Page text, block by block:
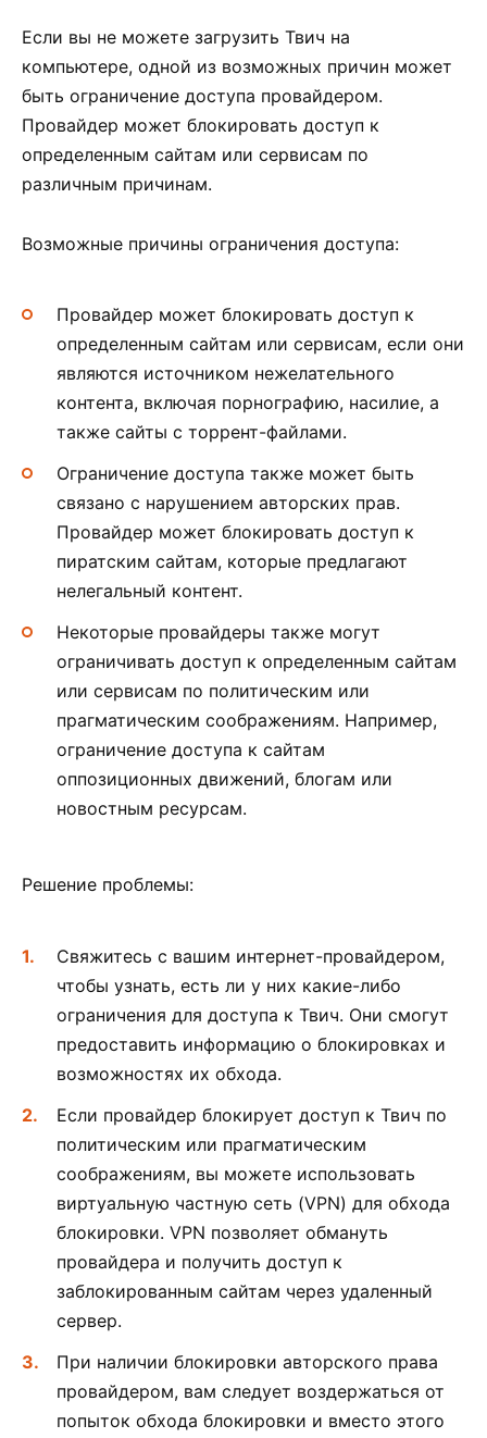
Если вы не можете загрузить Твич на
компьютере, одной из возможных причин может
быть ограничение доступа провайдером.
Провайдер может блокировать доступ к
определенным сайтам или сервисам по
различным причинам.
Возможные причины ограничения доступа:
Провайдер может блокировать доступ к
определенным сайтам или сервисам, если они
являются источником нежелательного
контента, включая порнографию, насилие, а
также сайты с торрент-файлами.
Ограничение доступа также может быть
связано с нарушением авторских прав.
Провайдер может блокировать доступ к
пиратским сайтам, которые предлагают
нелегальный контент.
Некоторые провайдеры также могут
ограничивать доступ к определенным сайтам
или сервисам по политическим или
прагматическим соображениям. Например,
ограничение доступа к сайтам
оппозиционных движений, блогам или
новостным ресурсам.
Решение проблемы:
Свяжитесь с вашим интернет-провайдером,
чтобы узнать, есть ли у них какие-либо
ограничения для доступа к Твич. Они смогут
предоставить информацию о блокировках и
возможностях их обхода.
Если провайдер блокирует доступ к Твич по
политическим или прагматическим
соображениям, вы можете использовать
виртуальную частную сеть (VPN) для обхода
блокировки. VPN позволяет обмануть
провайдера и получить доступ к
заблокированным сайтам через удаленный
сервер.
При наличии блокировки авторского права
провайдером, вам следует воздержаться от
попыток обхода блокировки и вместо этого